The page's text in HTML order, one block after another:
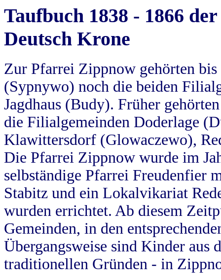
Taufbuch 1838 - 1866
Deutsch Krone
Zur Pfarrei Zippnow gehörten
(Sypnywo) noch die beiden
Jagdhaus (Budy). Früher
die Filialgemeinden Doderlage
Klawittersdorf (Glowaczewo),
Die Pfarrei Zippnow wurde im
selbständige Pfarrei Freudenfier
Stabitz und ein Lokalvikariat
wurden errichtet. Ab diesem
Gemeinden, in den
Übergangsweise sind Kinder aus
traditionellen Gründen - in